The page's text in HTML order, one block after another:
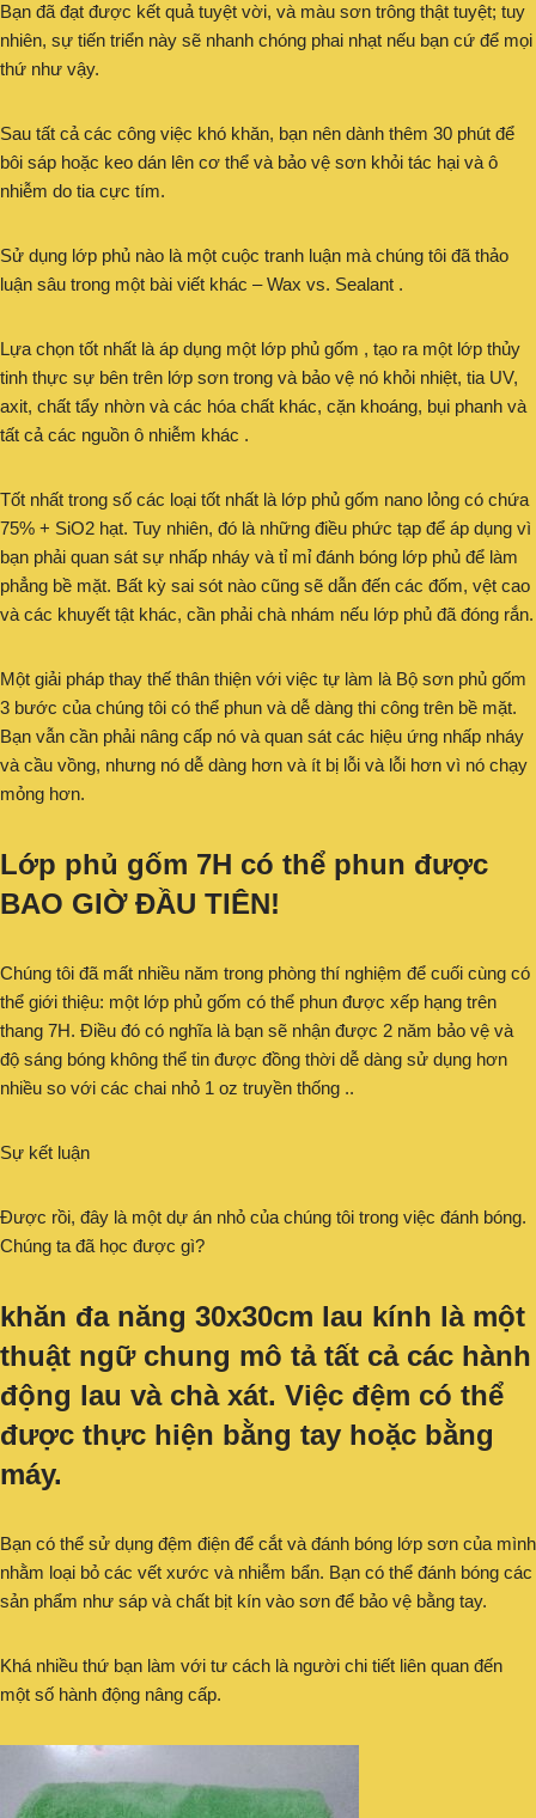
Bạn đã đạt được kết quả tuyệt vời, và màu sơn trông thật tuyệt; tuy
nhiên, sự tiến triển này sẽ nhanh chóng phai nhạt nếu bạn cứ để mọi
thứ như vậy.
Sau tất cả các công việc khó khăn, bạn nên dành thêm 30 phút để
bôi sáp hoặc keo dán lên cơ thể và bảo vệ sơn khỏi tác hại và ô
nhiễm do tia cực tím.
Sử dụng lớp phủ nào là một cuộc tranh luận mà chúng tôi đã thảo
luận sâu trong một bài viết khác – Wax vs. Sealant .
Lựa chọn tốt nhất là áp dụng một lớp phủ gốm , tạo ra một lớp thủy
tinh thực sự bên trên lớp sơn trong và bảo vệ nó khỏi nhiệt, tia UV,
axit, chất tẩy nhờn và các hóa chất khác, cặn khoáng, bụi phanh và
tất cả các nguồn ô nhiễm khác .
Tốt nhất trong số các loại tốt nhất là lớp phủ gốm nano lỏng có chứa
75% + SiO2 hạt. Tuy nhiên, đó là những điều phức tạp để áp dụng vì
bạn phải quan sát sự nhấp nháy và tỉ mỉ đánh bóng lớp phủ để làm
phẳng bề mặt. Bất kỳ sai sót nào cũng sẽ dẫn đến các đốm, vệt cao
và các khuyết tật khác, cần phải chà nhám nếu lớp phủ đã đóng rắn.
Một giải pháp thay thế thân thiện với việc tự làm là Bộ sơn phủ gốm
3 bước của chúng tôi có thể phun và dễ dàng thi công trên bề mặt.
Bạn vẫn cần phải nâng cấp nó và quan sát các hiệu ứng nhấp nháy
và cầu vồng, nhưng nó dễ dàng hơn và ít bị lỗi và lỗi hơn vì nó chạy
mỏng hơn.
Lớp phủ gốm 7H có thể phun được
BAO GIỜ ĐẦU TIÊN!
Chúng tôi đã mất nhiều năm trong phòng thí nghiệm để cuối cùng có
thể giới thiệu: một lớp phủ gốm có thể phun được xếp hạng trên
thang 7H. Điều đó có nghĩa là bạn sẽ nhận được 2 năm bảo vệ và
độ sáng bóng không thể tin được đồng thời dễ dàng sử dụng hơn
nhiều so với các chai nhỏ 1 oz truyền thống ..
Sự kết luận
Được rồi, đây là một dự án nhỏ của chúng tôi trong việc đánh bóng.
Chúng ta đã học được gì?
khăn đa năng 30x30cm lau kính là một
thuật ngữ chung mô tả tất cả các hành
động lau và chà xát. Việc đệm có thể
được thực hiện bằng tay hoặc bằng
máy.
Bạn có thể sử dụng đệm điện để cắt và đánh bóng lớp sơn của mình
nhằm loại bỏ các vết xước và nhiễm bẩn. Bạn có thể đánh bóng các
sản phẩm như sáp và chất bịt kín vào sơn để bảo vệ bằng tay.
Khá nhiều thứ bạn làm với tư cách là người chi tiết liên quan đến
một số hành động nâng cấp.